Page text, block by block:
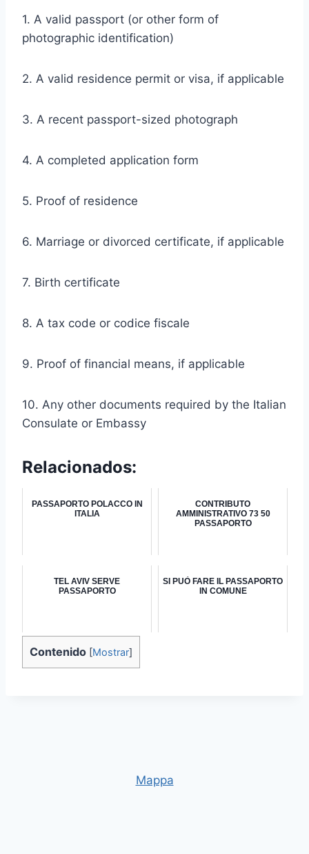
1. A valid passport (or other form of
photographic identification)
2. A valid residence permit or visa, if applicable
3. A recent passport-sized photograph
4. A completed application form
5. Proof of residence
6. Marriage or divorced certificate, if applicable
7. Birth certificate
8. A tax code or codice fiscale
9. Proof of financial means, if applicable
10. Any other documents required by the Italian
Consulate or Embassy
Relacionados:
PASSAPORTO POLACCO IN
ITALIA
CONTRIBUTO
AMMINISTRATIVO 73 50
PASSAPORTO
TEL AVIV SERVE
PASSAPORTO
SI PUÒ FARE IL PASSAPORTO
IN COMUNE
Contenido [Mostrar]
Mappa